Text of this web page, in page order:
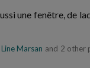
une fenêtre, de
Line Marsan and 2 other